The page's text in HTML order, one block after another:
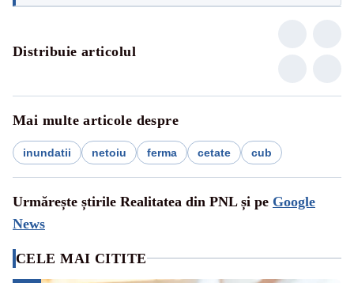
Distribuie articolul
Mai multe articole despre
inundatii netoiu ferma cetate cub
Urmărește știrile Realitatea din PNL și pe Google
News
CELE MAI CITITE